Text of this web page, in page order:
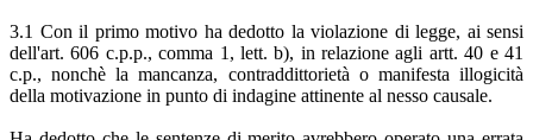
3.1 Con il primo motivo ha dedotto la violazione di legge, ai sensi
dell'art. 606 c.p.p., comma 1, lett. b), in relazione agli artt. 40 e 41
c.p., nonchè la mancanza, contraddittorietà o manifesta illogicità
della motivazione in punto di indagine attinente al nesso causale.